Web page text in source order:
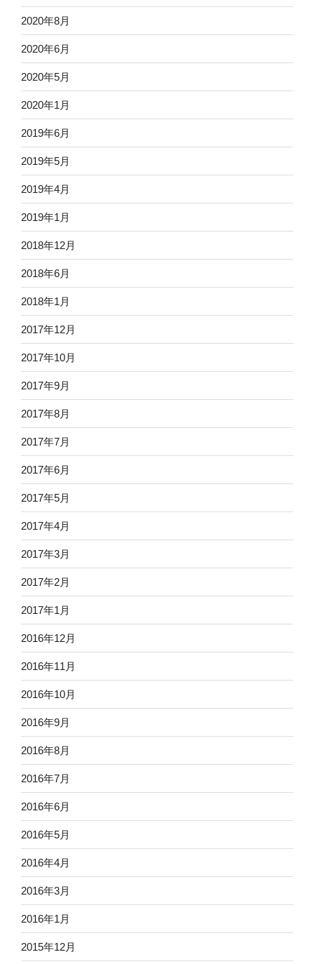
2020年8月
2020年6月
2020年5月
2020年1月
2019年6月
2019年5月
2019年4月
2019年1月
2018年12月
2018年6月
2018年1月
2017年12月
2017年10月
2017年9月
2017年8月
2017年7月
2017年6月
2017年5月
2017年4月
2017年3月
2017年2月
2017年1月
2016年12月
2016年11月
2016年10月
2016年9月
2016年8月
2016年7月
2016年6月
2016年5月
2016年4月
2016年3月
2016年1月
2015年12月